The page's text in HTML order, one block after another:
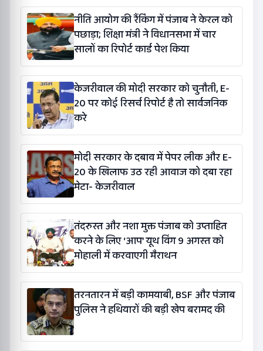
नीति आयोग की रैंकिंग में पंजाब ने केरल को
पछाड़ा; शिक्षा मंत्री ने विधानसभा में चार
सालों का रिपोर्ट कार्ड पेश किया
केजरीवाल की मोदी सरकार को चुनौती, E-
20 पर कोई रिसर्च रिपोर्ट है तो सार्वजनिक
करे
मोदी सरकार के दबाव में पेपर लीक और E-
20 के खिलाफ उठ रही आवाज को दबा रहा
मेटा- केजरीवाल
तंदरुस्त और नशा मुक्त पंजाब को उप्ताहित
करने के लिए ‘आप’ यूथ विंग 9 अगस्त को
मोहाली में करवाएगी मैराथन
तरनतारन में बड़ी कामयाबी, BSF और पंजाब
पुलिस ने हथियारों की बड़ी खेप बरामद की